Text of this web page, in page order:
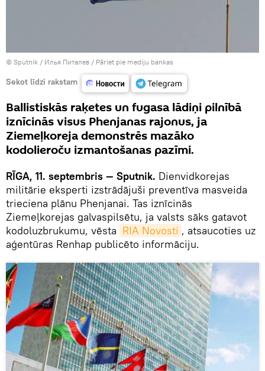
© Sputnik / Илья Питалев / Pāriet pie mediju bankas
Sekot līdzi rakstam
Ballistiskās raķetes un fugasa lādiņi pilnībā
iznīcinās visus Phenjanas rajonus, ja
Ziemeļkoreja demonstrēs mazāko
kodolieroču izmantošanas pazīmi.
RĪGA, 11. septembris — Sputnik. Dienvidkorejas
militārie eksperti izstrādājuši preventīva masveida
trieciena plānu Phenjanai. Tas iznīcinās
Ziemeļkorejas galvaspilsētu, ja valsts sāks gatavot
kodoluzbrukumu, vēsta RIA Novosti , atsaucoties uz
aģentūras Renhap publicēto informāciju.